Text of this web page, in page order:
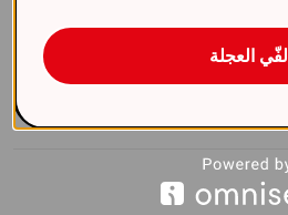
لفّي العجلة